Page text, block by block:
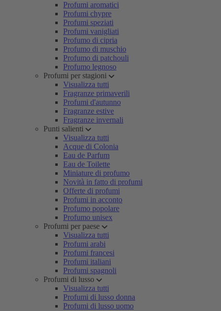
Profumi aromatici
Profumi chypre
Profumi speziati
Profumi vanigliati
Profumo di cipria
Profumo di muschio
Profumo di patchouli
Profumo legnoso
Profumi per stagioni
Visualizza tutti
Fragranze primaverili
Profumi d'autunno
Fragranze estive
Fragranze invernali
Punti salienti
Visualizza tutti
Acque di Colonia
Eau de Parfum
Eau de Toilette
Miniature di profumo
Novità in fatto di profumi
Offerte di profumi
Profumi in acconto
Profumo popolare
Profumo unisex
Profumi per paese
Visualizza tutti
Profumi arabi
Profumi francesi
Profumi italiani
Profumi spagnoli
Profumi di lusso
Visualizza tutti
Profumi di lusso donna
Profumi di lusso uomo